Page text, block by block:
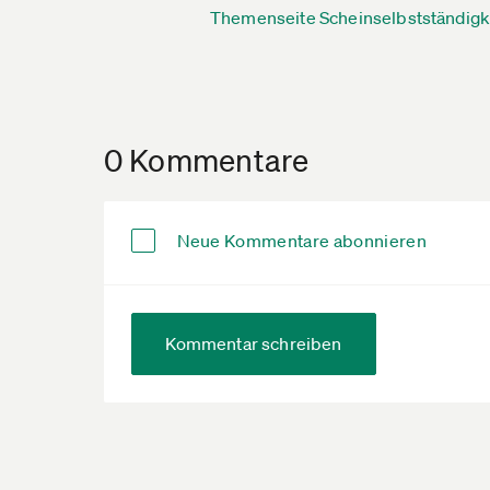
Themenseite
0 Kommentare
Neue Kommentare abonnieren
Kommentar schreiben